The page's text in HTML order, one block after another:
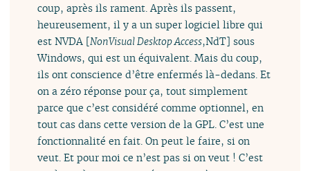
coup, après ils rament. Après ils passent,
heureusement, il y a un super logiciel libre qui
est NVDA [NonVisual Desktop Access,NdT] sous
Windows, qui est un équivalent. Mais du coup,
ils ont conscience d’être enfermés là-dedans. Et
on a zéro réponse pour ça, tout simplement
parce que c’est considéré comme optionnel, en
tout cas dans cette version de la GPL. C’est une
fonctionnalité en fait. On peut le faire, si on
veut. Et pour moi ce n’est pas si on veut ! C’est